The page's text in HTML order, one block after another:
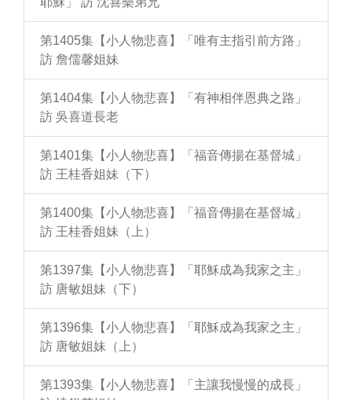
第1405集【小人物悲喜】「唯有主指引前方路」
訪 詹儒馨姐妹
第1404集【小人物悲喜】「有神相伴恩典之路」
訪 吳喜道長老
第1401集【小人物悲喜】「福音傳揚在基督城」
訪 王桂香姐妹（下）
第1400集【小人物悲喜】「福音傳揚在基督城」
訪 王桂香姐妹（上）
第1397集【小人物悲喜】「耶穌成為我家之主」
訪 唐敏姐妹（下）
第1396集【小人物悲喜】「耶穌成為我家之主」
訪 唐敏姐妹（上）
第1393集【小人物悲喜】「主讓我慢慢的成長」